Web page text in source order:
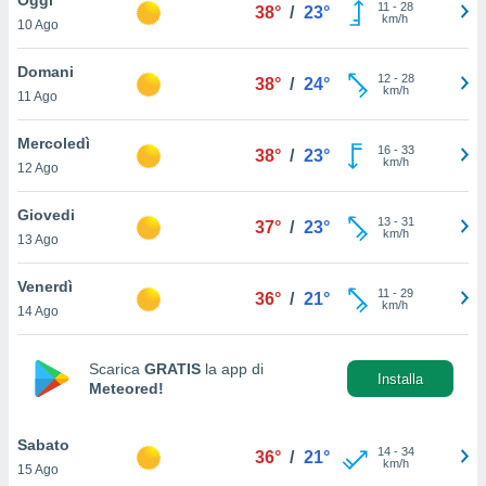
è
al sito
di
ci
di
il
un
la
nella
10 Ago
38° / 23° 11 - 28
km/h
Domani
11 Ago
38° / 24° 12- 28
km/h
Mercoledì
12 Ago
38° / 23° 16- 33
km/h
Giovedi
13 Ago
37° / 23° 13- 31
km/h
Venerdì
14 Ago
36° / 21° 11 - 29
km/h
Scarica GRATIS la app di
Meteored!
Installa
Sabato
15 Ago
36° / 21° 14- 34
km/h